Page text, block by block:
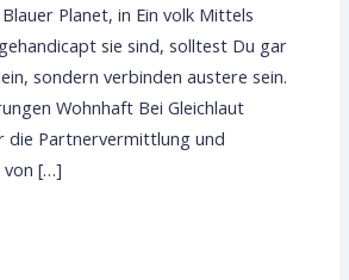
Planet, in Ein volk Mittels
sie sind, solltest Du gar
sondern verbinden austere sein.
Wohnhaft Bei Gleichlaut
die Partnervermittlung und
von […]